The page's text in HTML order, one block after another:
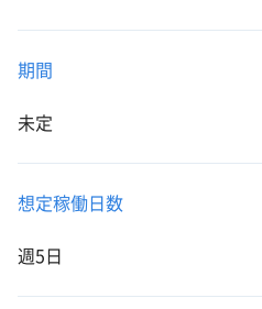
期間
未定
想定稼働日数
週5日